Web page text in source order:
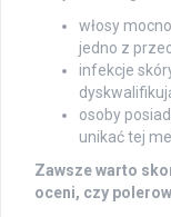
włosy
jedno z
infekcje
osoby
unikać tej
Zawsze warto
oceni, czy